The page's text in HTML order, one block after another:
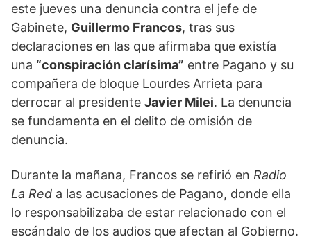
este jueves una denuncia contra el jefe de
Gabinete, Guillermo Francos, tras sus
declaraciones en las que afirmaba que existía
una “conspiración clarísima” entre Pagano y su
compañera de bloque Lourdes Arrieta para
derrocar al presidente Javier Milei. La denuncia
se fundamenta en el delito de omisión de
denuncia.
Durante la mañana, Francos se refirió en Radio
La Red a las acusaciones de Pagano, donde ella
lo responsabilizaba de estar relacionado con el
escándalo de los audios que afectan al Gobierno.